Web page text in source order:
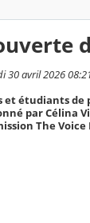
30 avril 2026
et étudiants
par Célina
The